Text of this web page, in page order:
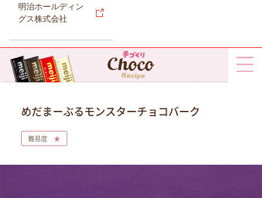
明治ホールディン
グス株式会社
めだまーぶるモンスターチョコバーク
難易度 ★